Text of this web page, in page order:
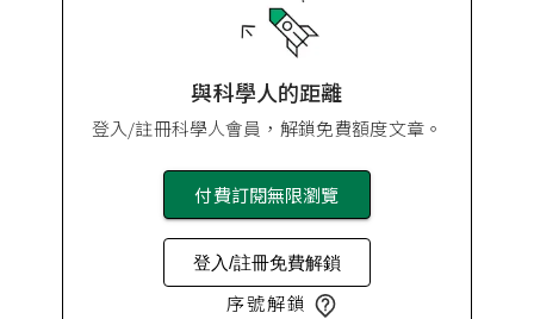
與科學人的距離
登入/註冊科學人會員，解鎖免費額度文章。
付費訂閱無限瀏覽
登入/註冊免費解鎖
序號解鎖